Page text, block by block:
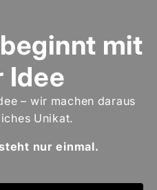
mit
Idee
– wir machen daraus
Unikat.
nur einmal.